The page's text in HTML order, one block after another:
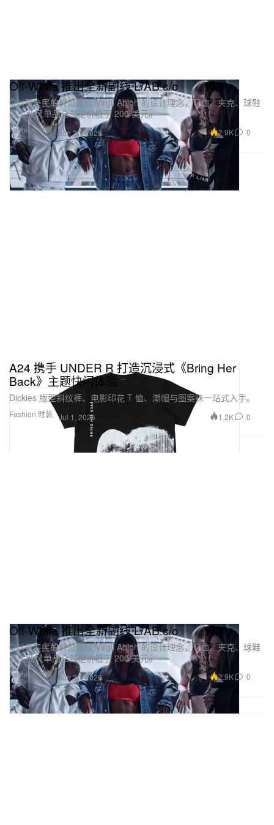
Fashion 时装
Off-White 推出全新副线 L/AB c/o
O以更亲民的价位延续 Virgil Abloh 的设计理念，T 恤、夹克、球鞋
等工业风单品全部定价低于 200 美元。
Jun 30, 2026 2.9K 0
Fashion 时装
A24 携手 UNDER R 打造沉浸式《Bring Her
Back》主题快闪体验
Dickies 版型斜纹裤、电影印花 T 恤、潮帽与图案袜一站式入手。
Jul 1, 2026 1.2K 0
Fashion 时装
Off-White 推出全新副线 L/AB c/o
O以更亲民的价位延续 Virgil Abloh 的设计理念，T 恤、夹克、球鞋
等工业风单品全部定价低于 200 美元。
Jun 30, 2026 2.9K 0